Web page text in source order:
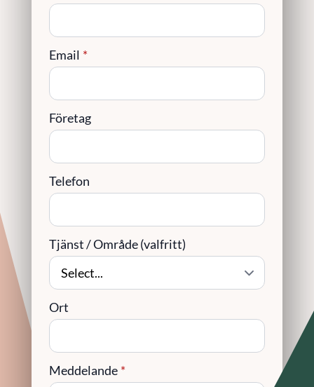
Email *
Företag
Telefon
Tjänst / Område (valfritt)
Ort
Meddelande *